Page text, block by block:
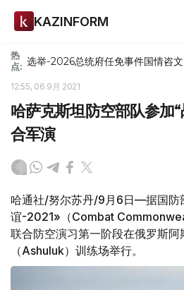
KAZINFORM
热
点: 选举-2026总统府任免事件国情咨文
12:55, 06 9月 2021
哈萨克斯坦防空部队参加
合军演
哈通社/努尔苏丹/9月6日—据国防
谊-2021»（Combat
联合防空演习第一阶段在俄罗斯
（Ashuluk）训练场举行。